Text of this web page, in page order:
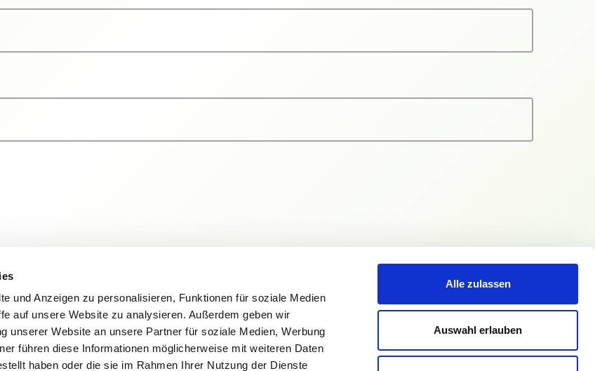
und Anzeigen zu personalisieren, Funktionen für soziale Medien
auf unsere Website zu analysieren. Außerdem geben wir
unserer Website an unsere Partner für soziale Medien, Werbung
führen diese Informationen möglicherweise mit weiteren Daten
haben oder die sie im Rahmen Ihrer Nutzung der Dienste
Alle zulassen
Auswahl erlauben